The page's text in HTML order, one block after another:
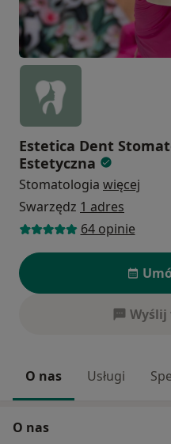
Estetica Dent
Estetyczna
Stomatologia więcej
Swarzędz 1 adres
64 opinie
Wyślij
O nas Usługi
O nas